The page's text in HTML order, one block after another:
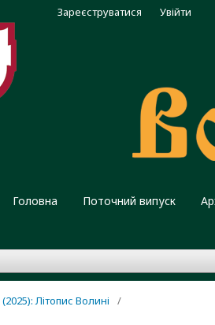
Головна Поточний випуск
Зареєструватися Увійти
Літопис Волині
/